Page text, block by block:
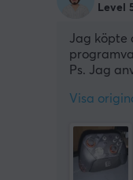
Level
Jag köpte
Ps. Jag
Visa